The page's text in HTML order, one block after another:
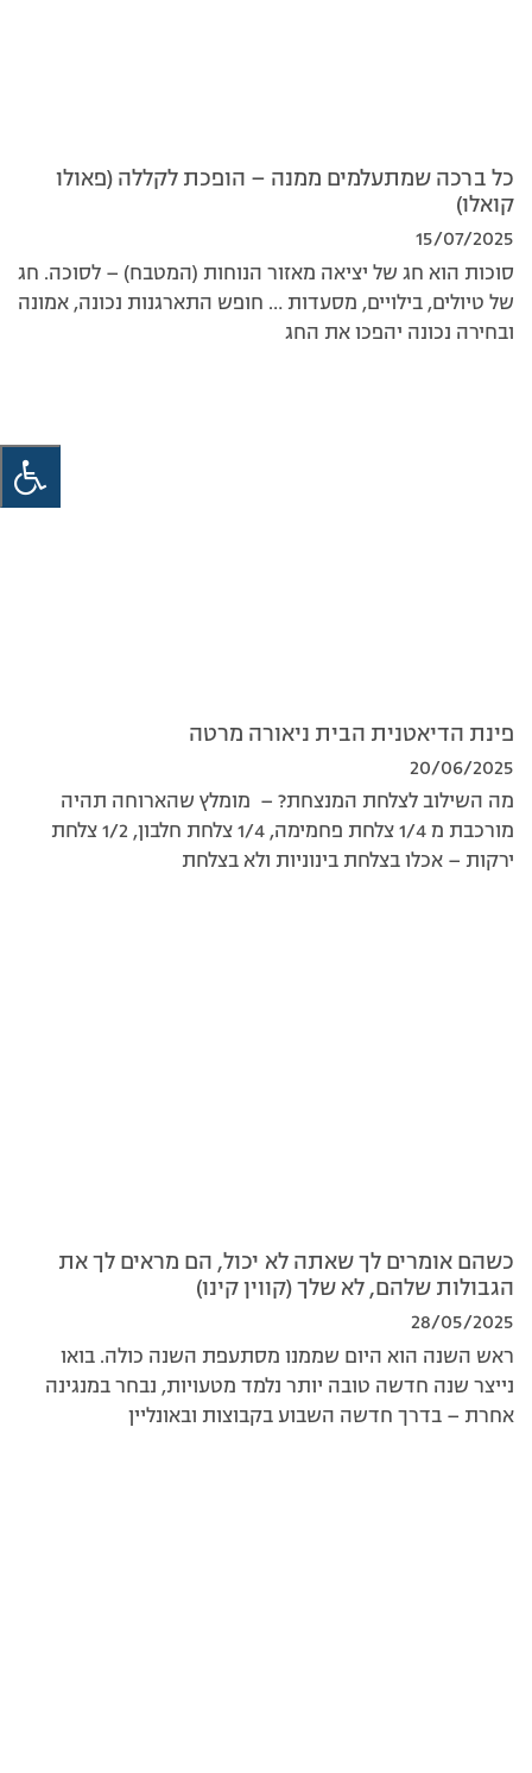
כל ברכה שמתעלמים ממנה – הופכת לקללה (פאולו
קואלו)
15/07/2025
סוכות הוא חג של יציאה מאזור הנוחות (המטבח) – לסוכה. חג
של טיולים, בילויים, מסעדות … חופש התארגנות נכונה, אמונה
ובחירה נכונה יהפכו את החג
פינת הדיאטנית הבית ניאורה מרטה
20/06/2025
מה השילוב לצלחת המנצחת? – מומלץ שהארוחה תהיה
מורכבת מ 1/4 צלחת פחמימה, 1/4 צלחת חלבון, 1/2 צלחת
ירקות – אכלו בצלחת בינוניות ולא בצלחת
כשהם אומרים לך שאתה לא יכול, הם מראים לך את
הגבולות שלהם, לא שלך (קווין קינו)
28/05/2025
ראש השנה הוא היום שממנו מסתעפת השנה כולה. בואו
נייצר שנה חדשה טובה יותר נלמד מטעויות, נבחר במנגינה
אחרת – בדרך חדשה השבוע בקבוצות ובאונליין